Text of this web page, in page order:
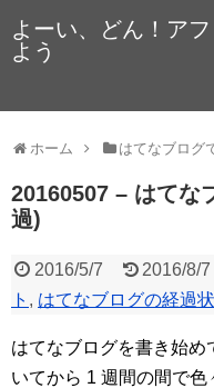
よーい、どん！ア
よう
ホーム はてなブログ
20160507 – はてな
過)
2016/5/7 2016/8/7
ト , はてなブログの経過
はてなブログを書き始め
いてから 1 週間の間で